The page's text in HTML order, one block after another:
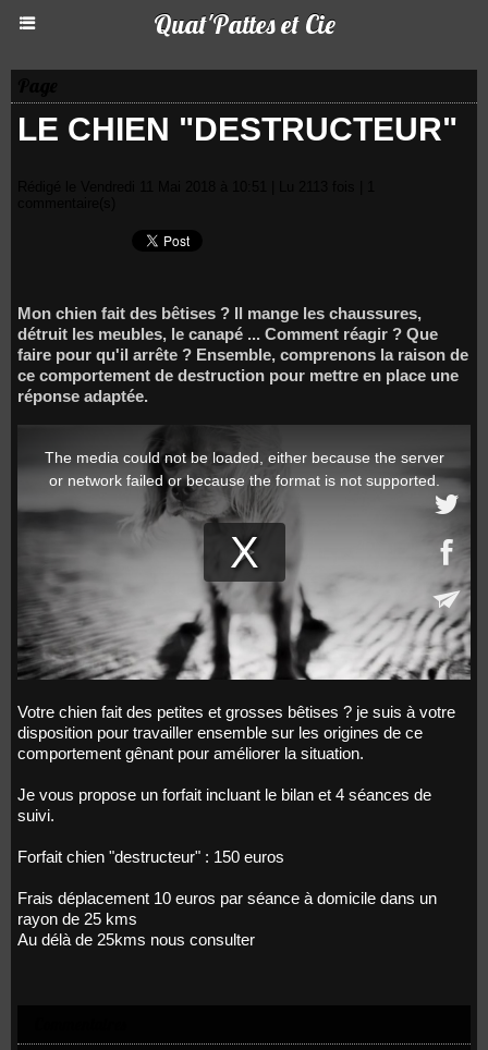
Quat'Pattes et Cie
LE CHIEN "DESTRUCTEUR"
Mon chien fait des bêtises ? Il mange les chaussures,
détruit les meubles, le canapé ... Comment réagir ? Que
faire pour qu'il arrête ? Ensemble, comprenons la raison de
ce comportement de destruction pour mettre en place une
réponse adaptée.
Votre chien fait des petites et grosses bêtises ? je suis à votre
disposition pour travailler ensemble sur les origines de ce
comportement gênant pour améliorer la situation.
Je vous propose un forfait incluant le bilan et 4 séances de
suivi.
Forfait chien "destructeur" : 150 euros
Frais déplacement 10 euros par séance à domicile dans un
rayon de 25 kms
Au délà de 25kms nous consulter